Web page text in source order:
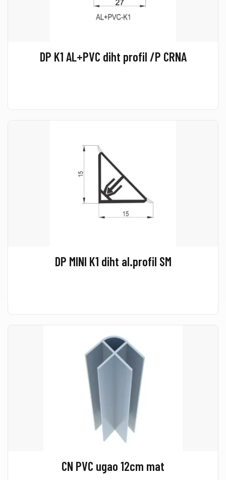
DP K1 AL+PVC diht profil /P CRNA
DP MINI K1 diht al.profil SM
CN PVC ugao 12cm mat